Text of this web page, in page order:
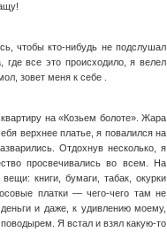
чтобы кто-нибудь не подслушал
все это происходило, я велел
зовет меня к себе .
на «Козьем болоте». Жара
верхнее платье, я повалился на
Отдохнув несколько, я
просвечивались во всем. На
книги, бумаги, табак, окурки
платки — чего-чего там не
и даже, к удивлению моему,
Я встал и взял какую-то